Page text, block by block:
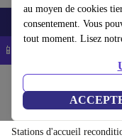
au moyen de cookies
consentement. Vous
tout moment. Lisez
Smartphones Laptops
📱 -5% EXTRA sur les
Stations d'accueil:
Stations d'accueil